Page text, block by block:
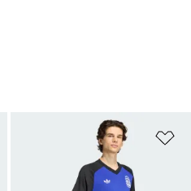
Lägg till på önskelistan